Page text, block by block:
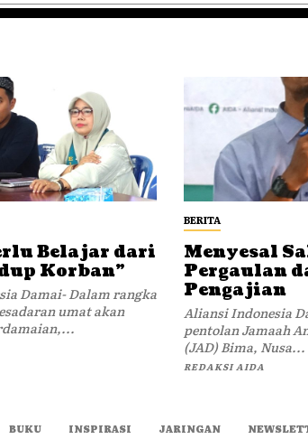
Belajar dari
Korban”
Damai- Dalam rangka
umat akan
BERITA
Menyesal
Pergaulan
Pengajian
Aliansi Indonesia
pentolan Jamaah
(JAD) Bima, Nusa...
REDAKSI AIDA
BUKU INSPIRASI JARINGAN